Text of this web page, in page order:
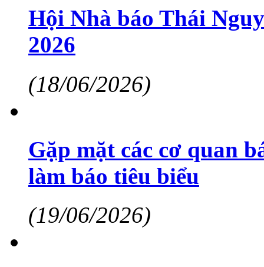
Hội Nhà báo Thái
2026
(18/06/2026)
Gặp mặt các cơ quan
làm báo tiêu biểu
(19/06/2026)